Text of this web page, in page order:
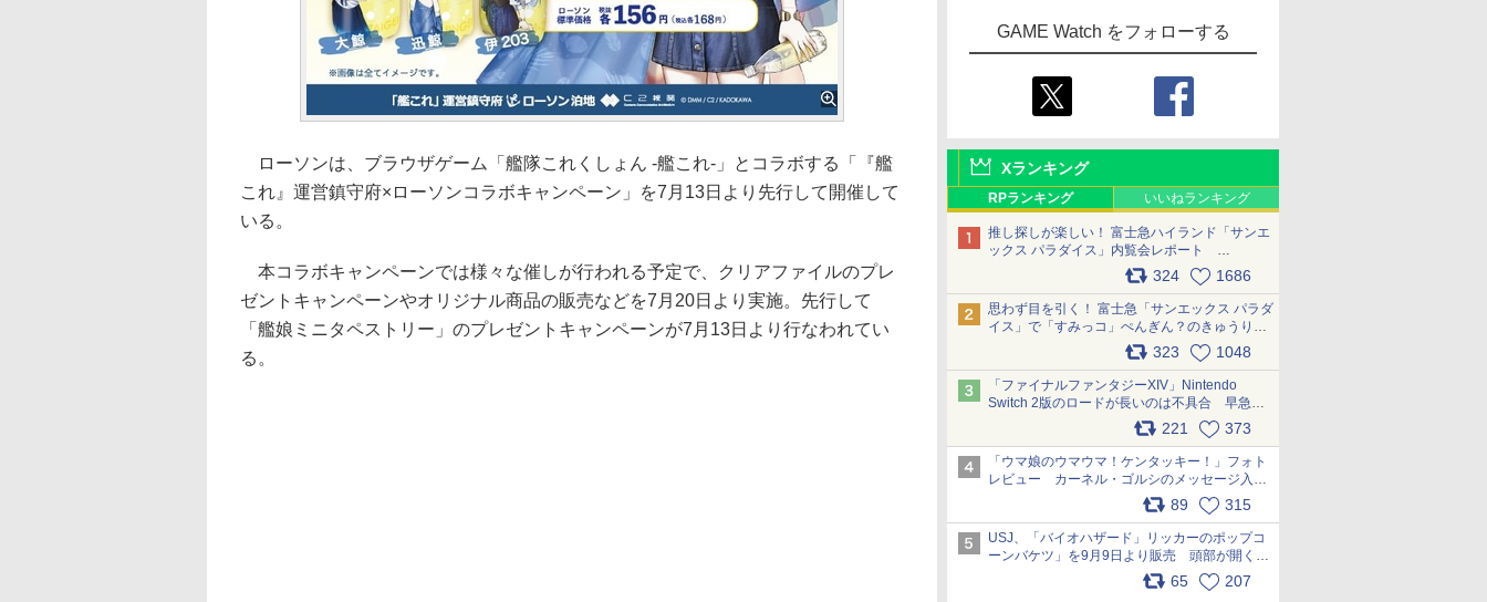
GAME Watch をフォローする
Xランキング
RPランキング いいねランキング
推し探しが楽しい！ 富士急ハイランド「サンエ
ックス パラダイス」内覧会レポート
324 1686
思わず目を引く！ 富士急「サンエックス パラダ
イス」で「すみっコ」ぺんぎん？のきゅうりド
ッグを食べてみた イラストそのままのメニュ
ー化に挑戦。これが意外にもおいしい
pic.x.com/Kgl04hZaeg
323 1048
「ファイナルファンタジーXIV」Nintendo
Switch 2版のロードが長いのは不具合 早急に
アップデートできるよう対応中221 373
「ウマ娘のウマウマ！ケンタッキー！」フォト
レビュー カーネル・ゴルシのメッセージ入り
パッケージや描き下ろしトレカなどが登場
89 315
USJ、「バイオハザード」リッカーのポップコ
ーンバケツ」を9月9日より販売 頭部が開く仕
組み。味は恐怖を堪のう「味噌フレーバー」
65 207
ローソンは、ブラウザゲーム「艦隊これくしょん -艦これ-」とコラボする「『艦
これ』運営鎮守府×ローソンコラボキャンペーン」を7月13日より先行して開催して
いる。
本コラボキャンペーンでは様々な催しが行われる予定で、クリアファイルのプレ
ゼントキャンペーンやオリジナル商品の販売などを7月20日より実施。先行して
「艦娘ミニタペストリー」のプレゼントキャンペーンが7月13日より行なわれてい
る。